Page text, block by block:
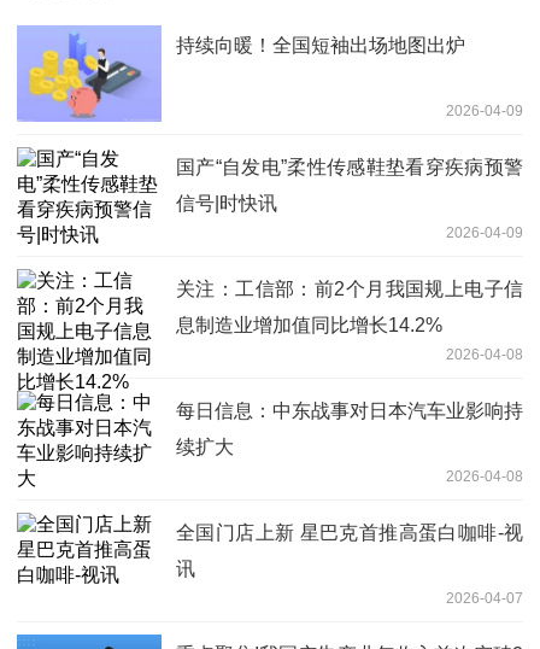
持续向暖！全国短袖出场地图出炉
2026-04-09
国产“自发电”柔性传感鞋垫看穿疾病预警
信号|时快讯
2026-04-09
关注：工信部：前2个月我国规上电子信
息制造业增加值同比增长14.2%
2026-04-08
每日信息：中东战事对日本汽车业影响持
续扩大
2026-04-08
全国门店上新 星巴克首推高蛋白咖啡-视
讯
2026-04-07